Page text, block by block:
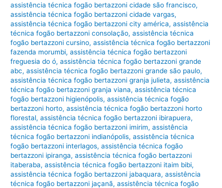
assistência técnica fogão bertazzoni cidade são francisco,
assistência técnica fogão bertazzoni cidade vargas,
assistência técnica fogão bertazzoni city américa,assistência
técnica fogão bertazzoni consolação,assistência técnica
fogão bertazzoni cursino,assistência técnica fogão bertazzoni
fazenda morumbi,assistência técnica fogão bertazzoni
freguesia do ó,assistência técnica fogão bertazzoni grande
abc,assistência técnica fogão bertazzoni grande são paulo,
assistência técnica fogão bertazzoni granja julieta,assistência
técnica fogão bertazzoni granja viana,assistência técnica
fogão bertazzoni higienópolis,assistência técnica fogão
bertazzoni horto,assistência técnica fogão bertazzoni horto
florestal,assistência técnica fogão bertazzoni ibirapuera,
assistência técnica fogão bertazzoni imirim,assistência
técnica fogão bertazzoni indianópolis,assistência técnica
fogão bertazzoni interlagos,assistência técnica fogão
bertazzoni ipiranga,assistência técnica fogão bertazzoni
itaberaba,assistência técnica fogão bertazzoni itaim bibi,
assistência técnica fogão bertazzoni jabaquara,assistência
técnica fogão bertazzoni jaçanã,assistência técnica fogão